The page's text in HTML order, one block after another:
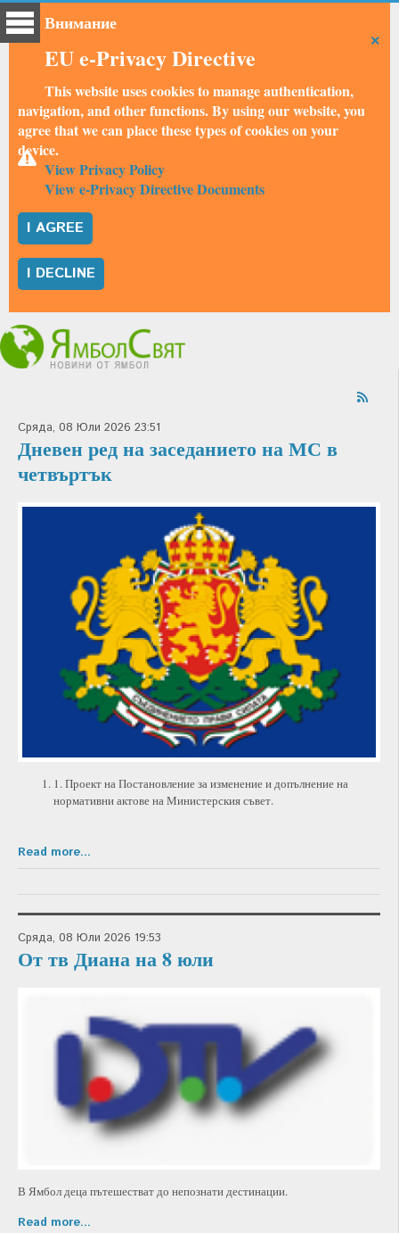
×
Внимание
EU e-Privacy Directive
This website uses cookies to manage authentication,
navigation, and other functions. By using our website, you
agree that we can place these types of cookies on your
device.
View Privacy Policy
View e-Privacy Directive Documents
I AGREE
I DECLINE
Сряда, 08 Юли 2026 23:51
Дневен ред на заседанието на МС в
четвъртък
1. Проект на Постановление за изменение и допълнение на
нормативни актове на Министерския съвет.
Read more...
Сряда, 08 Юли 2026 19:53
От тв Диана на 8 юли
В Ямбол деца пътешестват до непознати дестинации.
Read more...